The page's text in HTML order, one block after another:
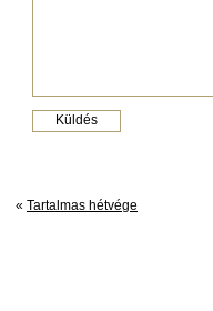
« Tartalmas hétvége